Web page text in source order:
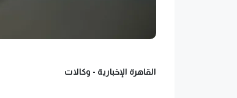
القاهرة الإخبارية - وكالات